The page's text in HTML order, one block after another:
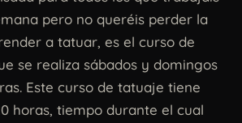
pero no queréis perder la
a tatuar, es el curso de
se realiza sábados y domingos
Este curso de tatuaje tiene
horas, tiempo durante el cual